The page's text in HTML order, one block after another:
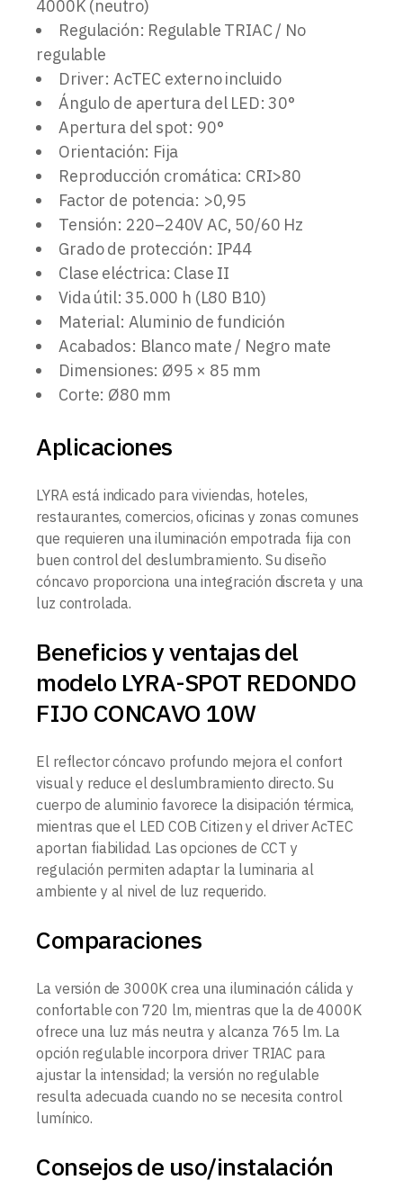
4000K (neutro)
Regulación: Regulable TRIAC / No
regulable
Driver: AcTEC externo incluido
Ángulo de apertura del LED: 30°
Apertura del spot: 90°
Orientación: Fija
Reproducción cromática: CRI>80
Factor de potencia: >0,95
Tensión: 220–240V AC, 50/60 Hz
Grado de protección: IP44
Clase eléctrica: Clase II
Vida útil: 35.000 h (L80 B10)
Material: Aluminio de fundición
Acabados: Blanco mate / Negro mate
Dimensiones: Ø95 × 85 mm
Corte: Ø80 mm
Aplicaciones
LYRA está indicado para viviendas, hoteles,
restaurantes, comercios, oficinas y zonas comunes
que requieren una iluminación empotrada fija con
buen control del deslumbramiento. Su diseño
cóncavo proporciona una integración discreta y una
luz controlada.
Beneficios y ventajas del
modelo LYRA-SPOT REDONDO
FIJO CONCAVO 10W
El reflector cóncavo profundo mejora el confort
visual y reduce el deslumbramiento directo. Su
cuerpo de aluminio favorece la disipación térmica,
mientras que el LED COB Citizen y el driver AcTEC
aportan fiabilidad. Las opciones de CCT y
regulación permiten adaptar la luminaria al
ambiente y al nivel de luz requerido.
Comparaciones
La versión de 3000K crea una iluminación cálida y
confortable con 720 lm, mientras que la de 4000K
ofrece una luz más neutra y alcanza 765 lm. La
opción regulable incorpora driver TRIAC para
ajustar la intensidad; la versión no regulable
resulta adecuada cuando no se necesita control
lumínico.
Consejos de uso/instalación